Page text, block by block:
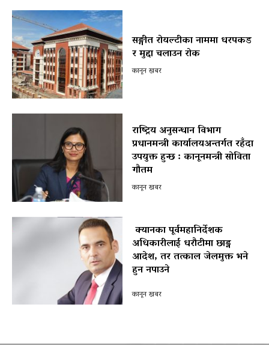
सङ्गीत रोयल्टीका नाममा धरपकड
र मुद्दा चलाउन रोक
कानून खबर
राष्ट्रिय अनुसन्धान विभाग
प्रधानमन्त्री कार्यालयअन्तर्गत रहँदा
उपयुक्त हुन्छ : कानूनमन्त्री सोविता
गौतम
कानून खबर
क्यानका पूर्वमहानिर्देशक
अधिकारीलाई धरौटीमा छाड्न
आदेश, तर तत्काल जेलमुक्त भने
हुन नपाउने
कानून खबर